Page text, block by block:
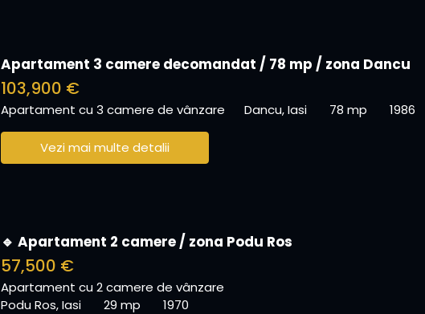
Apartament 3 camere decomandat / 78 mp / zona Dancu
103,900 €
Apartament cu 3 camere de vânzare Dancu, Iasi 78 mp 1986
Vezi mai multe detalii
🔹 Apartament 2 camere / zona Podu Ros
57,500 €
Apartament cu 2 camere de vânzare
Podu Ros, Iasi
29 mp 1970